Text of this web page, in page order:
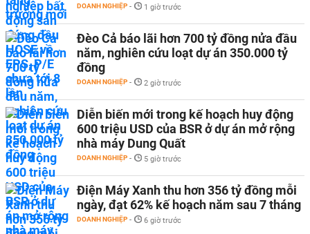
DOANH NGHIỆP - 1 giờ trước
Đèo Cả báo lãi hơn 700 tỷ đồng nửa đầu
năm, nghiên cứu loạt dự án 350.000 tỷ
đồng
DOANH NGHIỆP - 2 giờ trước
Diễn biến mới trong kế hoạch huy động
600 triệu USD của BSR ở dự án mở rộng
nhà máy Dung Quất
DOANH NGHIỆP - 5 giờ trước
Điện Máy Xanh thu hơn 356 tỷ đồng mỗi
ngày, đạt 62% kế hoạch năm sau 7 tháng
DOANH NGHIỆP - 6 giờ trước